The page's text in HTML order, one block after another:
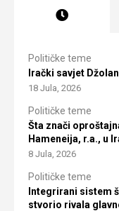
Političke teme
Irački savjet
18 Jula, 2026
Političke teme
Šta znači
Hameneija, r.a., u
8 Jula, 2026
Političke teme
Integrirani sistem
stvorio rivala